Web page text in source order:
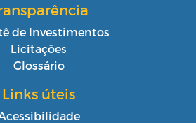
de Investimentos
Licitações
Glossário
Links úteis